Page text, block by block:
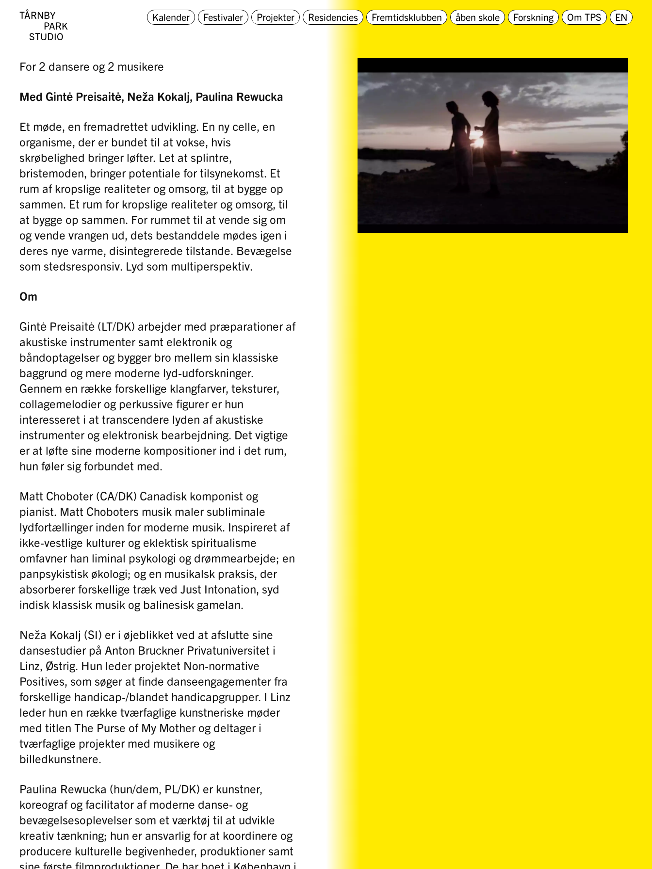
TÅRNBY
PARK
STUDIO
Kalender Festivaler Projekter Residencies Fremtidsklubben åben skole Forskning Om TPS EN
For 2 dansere og 2 musikere
Med Gintė Preisaitė, Neža Kokalj, Paulina Rewucka
Et møde, en fremadrettet udvikling. En ny celle, en
organisme, der er bundet til at vokse, hvis
skrøbelighed bringer løfter. Let at splintre,
bristemoden, bringer potentiale for tilsynekomst. Et
rum af kropslige realiteter og omsorg, til at bygge op
sammen. Et rum for kropslige realiteter og omsorg, til
at bygge op sammen. For rummet til at vende sig om
og vende vrangen ud, dets bestanddele mødes igen i
deres nye varme, disintegrerede tilstande. Bevægelse
som stedsresponsiv. Lyd som multiperspektiv.
Om
Gintė Preisaitė (LT/DK) arbejder med præparationer af
akustiske instrumenter samt elektronik og
båndoptagelser og bygger bro mellem sin klassiske
baggrund og mere moderne lyd-udforskninger.
Gennem en række forskellige klangfarver, teksturer,
collagemelodier og perkussive figurer er hun
interesseret i at transcendere lyden af ​​akustiske
instrumenter og elektronisk bearbejdning. Det vigtige
er at løfte sine moderne kompositioner ind i det rum,
hun føler sig forbundet med.
Matt Choboter (CA/DK) Canadisk komponist og
pianist. Matt Choboters musik maler subliminale
lydfortællinger inden for moderne musik. Inspireret af
ikke-vestlige kulturer og eklektisk spiritualisme
omfavner han liminal psykologi og drømmearbejde; en
panpsykistisk økologi; og en musikalsk praksis, der
absorberer forskellige træk ved Just Intonation, syd
indisk klassisk musik og balinesisk gamelan.
Neža Kokalj (SI) er i øjeblikket ved at afslutte sine
dansestudier på Anton Bruckner Privatuniversitet i
Linz, Østrig. Hun leder projektet Non-normative
Positives, som søger at finde danseengagementer fra
forskellige handicap-/blandet handicapgrupper. I Linz
leder hun en række tværfaglige kunstneriske møder
med titlen The Purse of My Mother og deltager i
tværfaglige projekter med musikere og
billedkunstnere.
Paulina Rewucka (hun/dem, PL/DK) er kunstner,
koreograf og facilitator af moderne danse- og
bevægelsesoplevelser som et værktøj til at udvikle
kreativ tænkning; hun er ansvarlig for at koordinere og
producere kulturelle begivenheder, produktioner samt
sine første filmproduktioner. De har boet i København i